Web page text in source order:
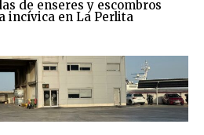
de enseres y escombros
incívica en La Perlita